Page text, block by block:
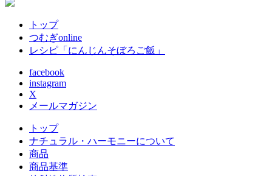
トップ
つむぎonline
レシピ「にんじんそぼろご飯」
facebook
instagram
X
メールマガジン
トップ
ナチュラル・ハーモニーについて
商品
商品基準